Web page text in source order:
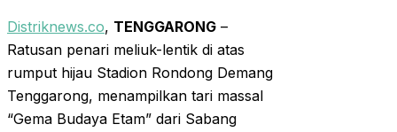
Distriknews.co, TENGGARONG –
Ratusan penari meliuk-lentik di atas
rumput hijau Stadion Rondong Demang
Tenggarong, menampilkan tari massal
“Gema Budaya Etam” dari Sabang